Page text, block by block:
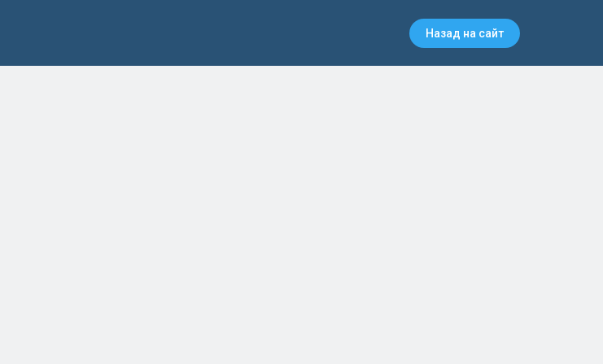
Назад на сайт